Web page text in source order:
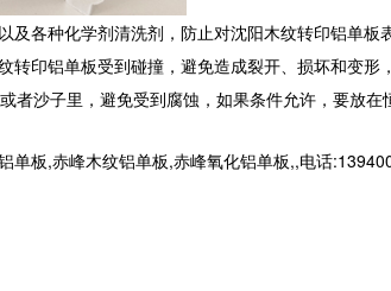
各种化学剂清洗剂，防止对沈阳木纹转印铝单
印铝单板受到碰撞，避免造成裂开、损坏和变形
沙子里，避免受到腐蚀，如果条件允许，要放
单板,赤峰木纹铝单板,赤峰氧化铝单板,,电话